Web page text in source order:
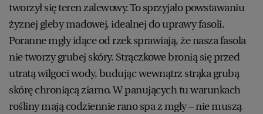
tworzył się teren zalewowy. To sprzyjało powstawaniu
żyznej gleby madowej, idealnej do uprawy fasoli.
Poranne mgły idące od rzek sprawiają, że nasza fasola
nie tworzy grubej skóry. Strączkowe bronią się przed
utratą wilgoci wody, budując wewnątrz strąka grubą
skórę chroniącą ziarno. W panujących tu warunkach
rośliny mają codziennie rano spa z mgły – nie muszą